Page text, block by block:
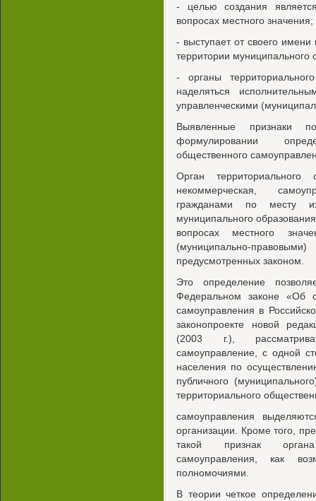
- целью создания
вопросах местного значения;
- выступает от своего
территории муниципального
- органы
наделяться
управленческими
Выявленные признаки
формулировании
общественного
Орган
некоммерческая,
гражданами по месту
муниципального
вопросах местного
(муниципально-
предусмотренных законом.
Это определение
Федеральном законе «Об
самоуправления в
законопроекте новой
(2003 г.),
самоуправление, с одной
населения по
публичного
территориального
самоуправления
организации. Кроме того,
такой признак органа
самоуправления, как
полномочиями.
В теории четкое